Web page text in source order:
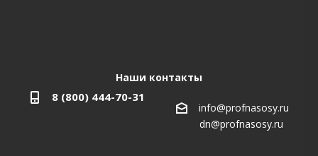
Наши контакты
8 (800) 444-70-31
info@profnasosy.ru
dn@profnasosy.ru